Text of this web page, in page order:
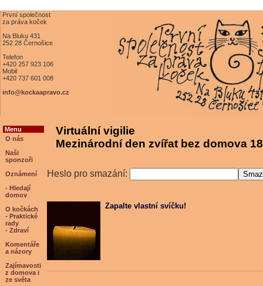
První společnost
za práva koček
Na Bluku 431
252 28 Černošice
Telefon
+420 257 923 106
Mobil
+420 737 601 008
info@kockaapravo.cz
Menu
O nás
Naši
sponzoři
Oznámení
- Hledají
domov
O kočkách
- Praktické
rady
- Zdraví
Komentáře
a názory
Zajímavosti
z domova i
ze světa
Virtuální vigilie
Mezinárodní den zvířat bez domova
Heslo pro smazání:
Zapalte vlastní svíčku!